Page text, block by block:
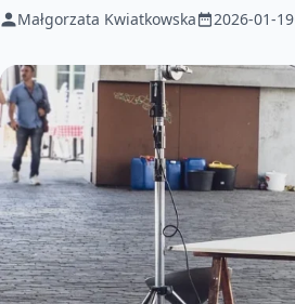
Małgorzata Kwiatkowska 2026-01-19